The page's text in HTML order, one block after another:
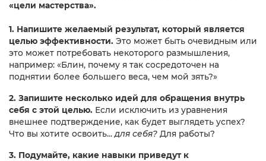
«цели мастерства».
1. Напишите желаемый результат, который является
целью эффективности. Это может быть очевидным или
это может потребовать некоторого размышления,
например: «Блин, почему я так сосредоточен на
поднятии более большего веса, чем мой зять?»
2. Запишите несколько идей для обращения внутрь
себя с этой целью. Если исключить из уравнения
внешнее подтверждение, как будет выглядеть успех?
Что вы хотите освоить...для себя? Для работы?
3. Подумайте, какие навыки приведут к